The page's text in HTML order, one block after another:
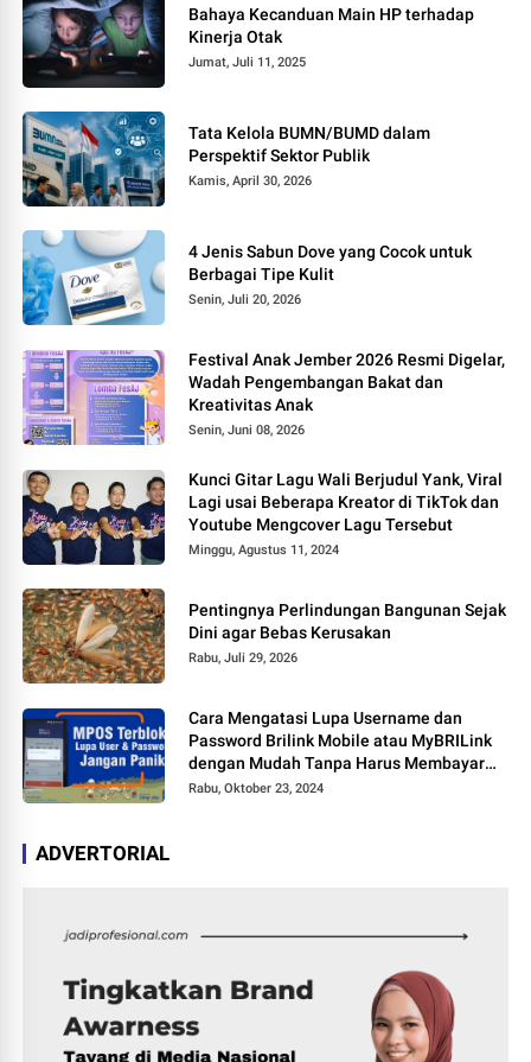
Bahaya Kecanduan Main HP terhadap
Kinerja Otak
Jumat, Juli 11, 2025
Tata Kelola BUMN/BUMD dalam
Perspektif Sektor Publik
Kamis, April 30, 2026
4 Jenis Sabun Dove yang Cocok untuk
Berbagai Tipe Kulit
Senin, Juli 20, 2026
Festival Anak Jember 2026 Resmi Digelar,
Wadah Pengembangan Bakat dan
Kreativitas Anak
Senin, Juni 08, 2026
Kunci Gitar Lagu Wali Berjudul Yank, Viral
Lagi usai Beberapa Kreator di TikTok dan
Youtube Mengcover Lagu Tersebut
Minggu, Agustus 11, 2024
Pentingnya Perlindungan Bangunan Sejak
Dini agar Bebas Kerusakan
Rabu, Juli 29, 2026
Cara Mengatasi Lupa Username dan
Password Brilink Mobile atau MyBRILink
dengan Mudah Tanpa Harus Membayar
Jasa
Rabu, Oktober 23, 2024
ADVERTORIAL